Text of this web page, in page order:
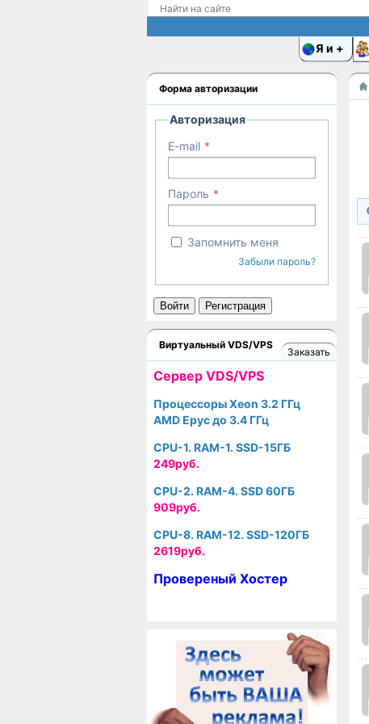
Я и
Форма авторизации
Авторизация
E-mail
Пароль
Запомнить меня
Забыли пароль?
Войти Регистрация
Виртуальный VDS/VPS
Заказать
Cервер VDS/VPS
Процессоры Xeon 3.2 ГГц
AMD Epyc до 3.4 ГГц
CPU-1. RAM-1. SSD-15ГБ
249руб.
CPU-2. RAM-4. SSD 60ГБ
909руб.
CPU-8. RAM-12. SSD-120ГБ
2619руб.
Провереный Хостер